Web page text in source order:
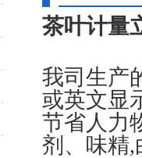
茶叶计量
我司生产
或英文显
节省人力
剂、味精,